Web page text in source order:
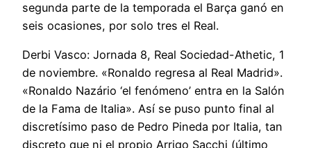
segunda parte de la temporada el Barça ganó en
seis ocasiones, por solo tres el Real.
Derbi Vasco: Jornada 8, Real Sociedad-Athetic, 1
de noviembre. «Ronaldo regresa al Real Madrid».
«Ronaldo Nazário ‘el fenómeno’ entra en la Salón
de la Fama de Italia». Así se puso punto final al
discretísimo paso de Pedro Pineda por Italia, tan
discreto que ni el propio Arrigo Sacchi (último